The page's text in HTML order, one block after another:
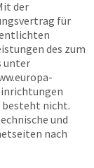
der
für
des zum
unter
besteht nicht.
und
nach